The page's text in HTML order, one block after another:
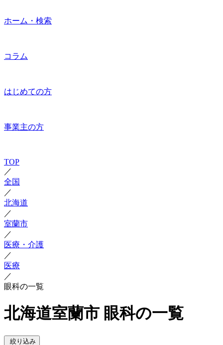
ホーム・検索
コラム
はじめての方
事業主の方
TOP
／
全国
／
北海道
／
室蘭市
／
医療・介護
／
医療
／
眼科の一覧
北海道室蘭市 眼科の一覧
絞り込み